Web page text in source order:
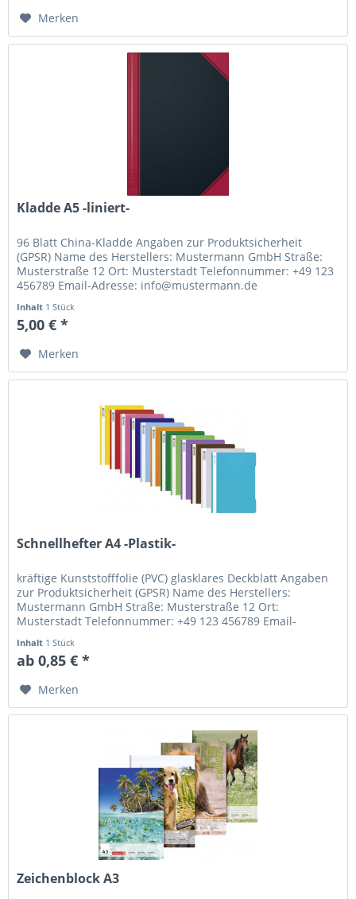
Merken
Kladde A5 -liniert-
96 Blatt China-Kladde Angaben zur Produktsicherheit
(GPSR) Name des Herstellers: Mustermann GmbH Straße:
Musterstraße 12 Ort: Musterstadt Telefonnummer: +49 123
456789 Email-Adresse: info@mustermann.de
Inhalt 1 Stück
5,00 € *
Merken
Schnellhefter A4 -Plastik-
kräftige Kunststofffolie (PVC) glasklares Deckblatt Angaben
zur Produktsicherheit (GPSR) Name des Herstellers:
Mustermann GmbH Straße: Musterstraße 12 Ort:
Musterstadt Telefonnummer: +49 123 456789 Email-
Inhalt 1 Stück
ab 0,85 € *
Merken
Zeichenblock A3